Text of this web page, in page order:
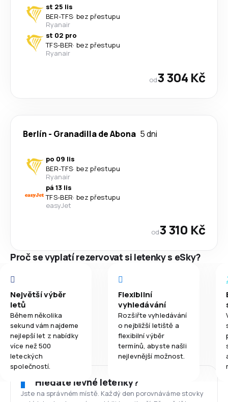
st 25 lis
BER-TFS· bez přestupu
Ryanair
st 02 pro
TFS-BER· bez přestupu
Ryanair
od3 304 Kč
Berlín - Granadilla de Abona 5 dni
po 09 lis
BER-TFS· bez přestupu
Ryanair
pá 13 lis
TFS-BER· bez přestupu
easyJet
od3 310 Kč
Proč se vyplatí rezervovat si letenky s eSky?
Největší výběr
letů
Během několika
sekund vám najdeme
nejlepší let z nabídky
více než 500
leteckých
společností.
Flexibilní
vyhledávání
Rozšiřte vyhledávání
o nejbližší letiště a
flexibilní výběr
termínů, abyste našli
nejlevnější možnost.
Hledáte levné letenky?
Jste na správném místě. Každý den porovnáváme stovky